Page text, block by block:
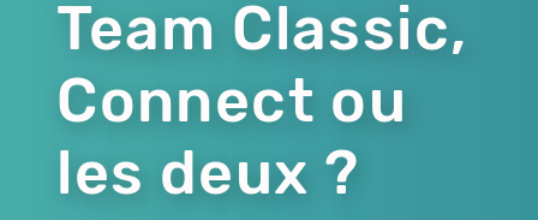
Team Classic,
Connect ou
les deux ?